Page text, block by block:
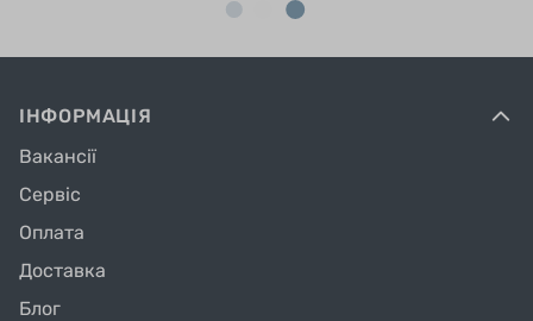
ІНФОРМАЦІЯ
Вакансії
Сервіс
Оплата
Доставка
Блог